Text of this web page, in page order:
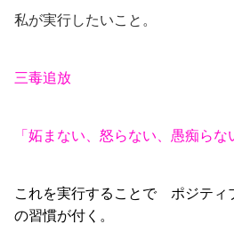
私が実行したいこと。
三毒追放
「妬まない、怒らない、愚痴らな
これを実行することで ポジティ
の習慣が付く。